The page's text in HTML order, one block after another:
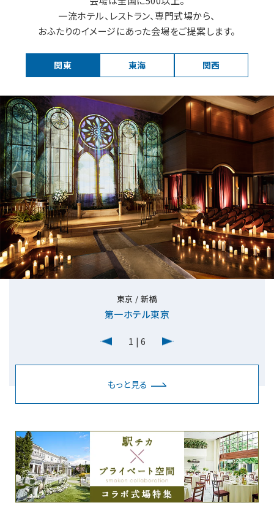
一流ホテル、レストラン、専門式場から、
おふたりのイメージにあった会場をご提案します。
関東 東海 関西
東京 / 新橋
第一ホテル東京
1 | 6
もっと見る